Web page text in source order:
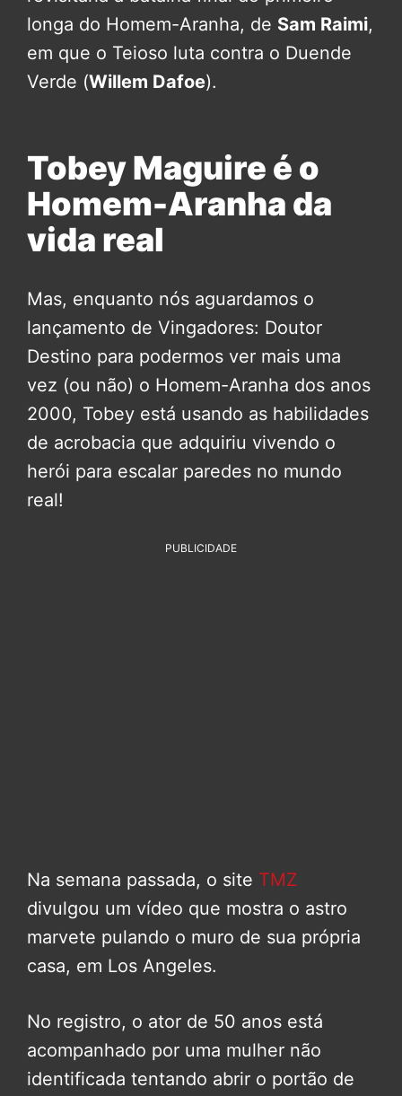
longa do Homem-Aranha, de Sam Raimi,
em que o Teioso luta contra o Duende
Verde (Willem Dafoe).
Tobey Maguire é o
Homem-Aranha da
vida real
Mas, enquanto nós aguardamos o
lançamento de Vingadores: Doutor
Destino para podermos ver mais uma
vez (ou não) o Homem-Aranha dos anos
2000, Tobey está usando as habilidades
de acrobacia que adquiriu vivendo o
herói para escalar paredes no mundo
real!
PUBLICIDADE
Na semana passada, o site TMZ
divulgou um vídeo que mostra o astro
marvete pulando o muro de sua própria
casa, em Los Angeles.
No registro, o ator de 50 anos está
acompanhado por uma mulher não
identificada tentando abrir o portão de